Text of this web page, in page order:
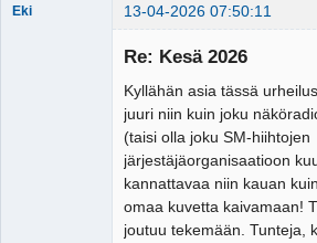
Eki 13-04-2026 07:50:11
Re: Kesä 2026
Kyllähän asia tässä
juuri niin kuin joku
(taisi olla joku SM-hiihtojen
järjestäjäorganisaatioon
kannattavaa niin kauan
omaa kuvetta kaivamaan!
joutuu tekemään. Tunteja,